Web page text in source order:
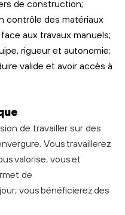
de construction;
contrôle des matériaux
aux travaux manuels;
rigueur et autonomie;
valide et avoir accès à
de travailler sur des
Vous travaillerez
valorise, vous et
de
vous bénéficierez des